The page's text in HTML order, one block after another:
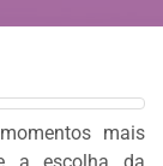
mais